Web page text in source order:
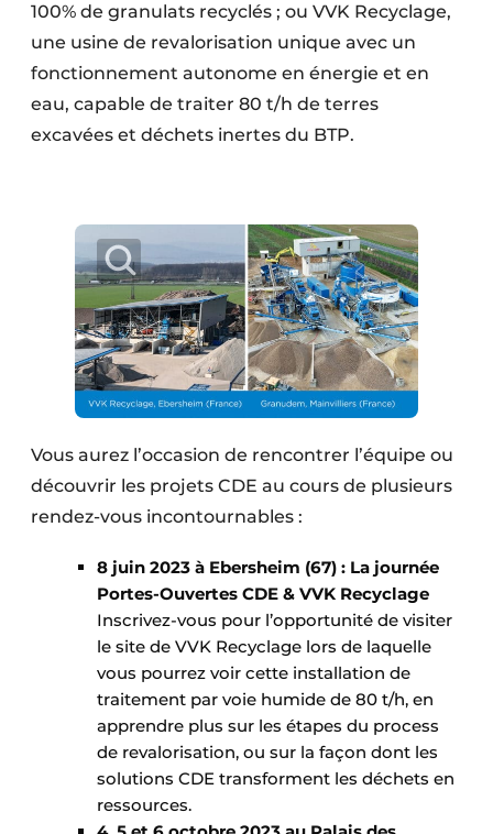
100% de granulats recyclés ; ou VVK Recyclage,
une usine de revalorisation unique avec un
fonctionnement autonome en énergie et en
eau, capable de traiter 80 t/h de terres
excavées et déchets inertes du BTP.
Vous aurez l’occasion de rencontrer l’équipe ou
découvrir les projets CDE au cours de plusieurs
rendez-vous incontournables :
8 juin 2023 à Ebersheim (67) : La journée
Portes-Ouvertes CDE & VVK Recyclage
Inscrivez-vous pour l’opportunité de visiter
le site de VVK Recyclage lors de laquelle
vous pourrez voir cette installation de
traitement par voie humide de 80 t/h, en
apprendre plus sur les étapes du process
de revalorisation, ou sur la façon dont les
solutions CDE transforment les déchets en
ressources.